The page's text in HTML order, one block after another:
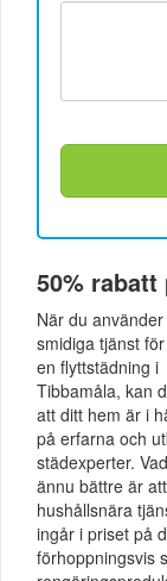
50%
När du
smidiga tjänst
en flyttstädning i
Tibbamåla, kan
att ditt hem är i
på erfarna och
städexperter.
ännu bättre är
hushållsnära
ingår i priset på
förhoppningsvis